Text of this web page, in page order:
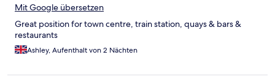
Mit Google übersetzen
Great position for town centre, train station, quays & bars &
restaurants
Ashley, Aufenthalt von 2 Nächten